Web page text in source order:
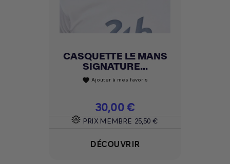
CASQUETTE LE MANS
SIGNATURE...
favorite Ajouter à mes favoris
Prix
30,00 €
PRIX MEMBRE 25,50 €
DÉCOUVRIR